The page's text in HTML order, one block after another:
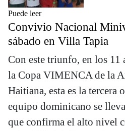
Puede leer
Convivio Nacional
sábado en Villa Tapia
Con este triunfo, en los 11
la Copa VIMENCA de la
Haitiana, esta es la tercera
equipo dominicano se
que confirma el alto nivel